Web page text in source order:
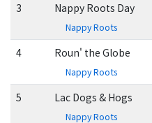
3 Nappy Roots Day
Nappy Roots
4 Roun' the Globe
Nappy Roots
5 Lac Dogs & Hogs
Nappy Roots